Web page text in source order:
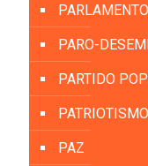
PARLAMENTO
PARO-
PARTIDO
PATRIOTISMO
PAZ